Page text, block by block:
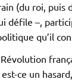
(du roi, puis
défile –,
qu’il
ce un